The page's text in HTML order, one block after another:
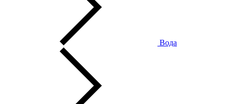
Вода